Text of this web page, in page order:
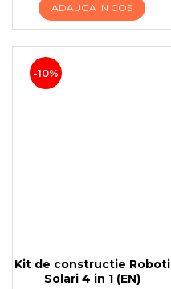
ADAUGA IN COS
-10%
Kit de constructie Roboti
Solari 4 in 1 (EN)